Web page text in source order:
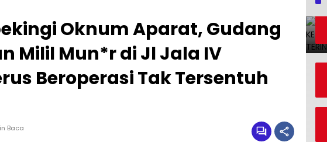
Oknum Aparat, Gudang
Milil Mun*r di Jl Jala IV
Beroperasi Tak Tersentuh
Baca